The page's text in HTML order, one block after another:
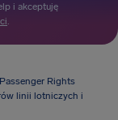
i akceptuję
.
Rights
linii lotniczych i